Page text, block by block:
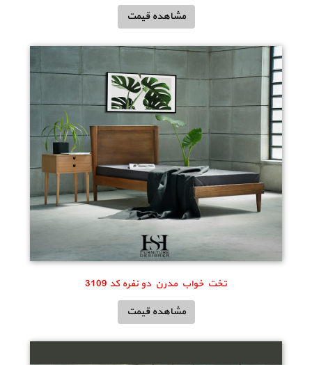
مشاهده قیمت
تخت خواب مدرن دو نفره کد 3109
مشاهده قیمت